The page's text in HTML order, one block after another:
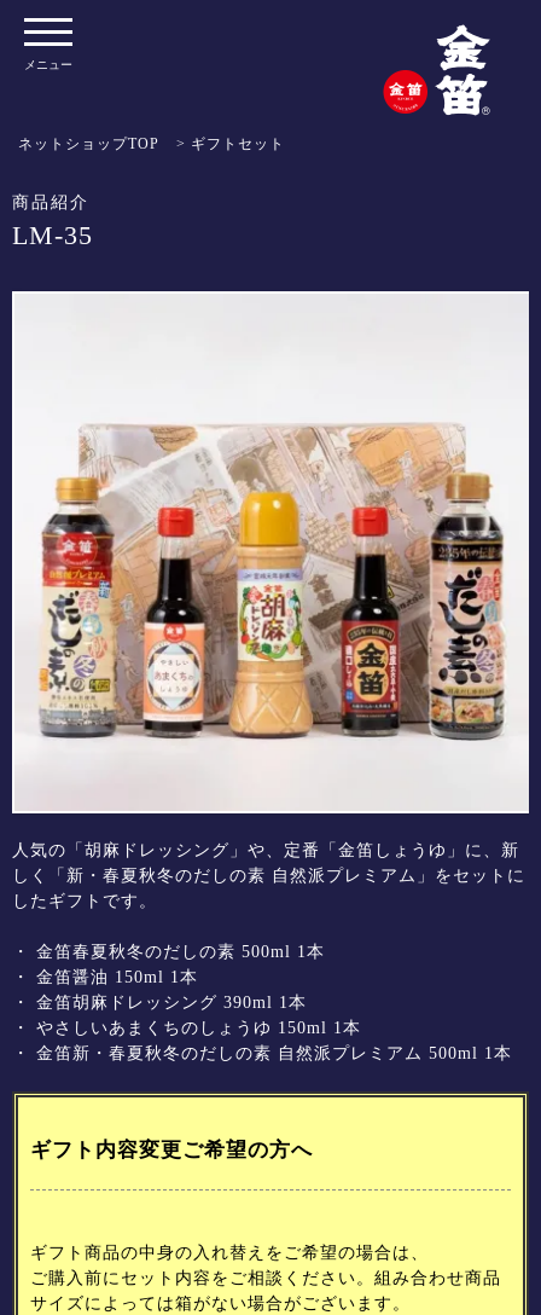
メニュー
ネットショップTOP > ギフトセット
商品紹介
LM-35
人気の「胡麻ドレッシング」や、定番「金笛しょうゆ」に、新
しく「新・春夏秋冬のだしの素 自然派プレミアム」をセットに
したギフトです。
・ 金笛春夏秋冬のだしの素 500ml 1本
・ 金笛醤油 150ml 1本
・ 金笛胡麻ドレッシング 390ml 1本
・ やさしいあまくちのしょうゆ 150ml 1本
・ 金笛新・春夏秋冬のだしの素 自然派プレミアム 500ml 1本
ギフト内容変更ご希望の方へ
ギフト商品の中身の入れ替えをご希望の場合は、
ご購入前にセット内容をご相談ください。組み合わせ商品
サイズによっては箱がない場合がございます。